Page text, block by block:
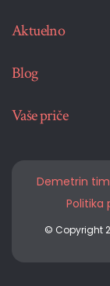
Aktuelno
Blog
Vaše priče
Demetrin tim
Politika
© Copyright